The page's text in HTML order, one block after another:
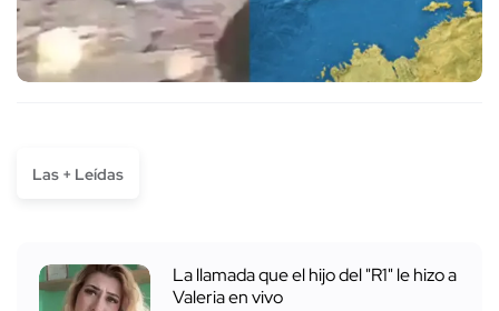
Las + Leídas
La llamada que el hijo del "R1" le hizo a
Valeria en vivo